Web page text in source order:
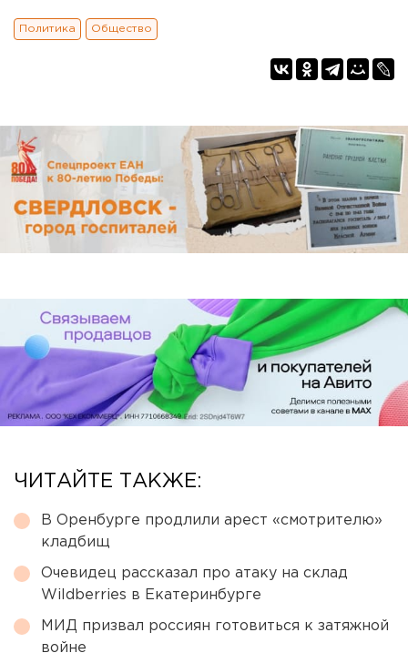
Политика Общество
ЧИТАЙТЕ ТАКЖЕ:
В Оренбурге продлили арест «смотрителю»
кладбищ
Очевидец рассказал про атаку на склад
Wildberries в Екатеринбурге
МИД призвал россиян готовиться к затяжной
войне